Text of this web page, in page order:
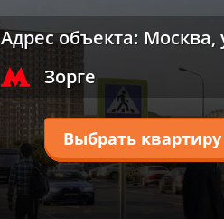
Адрес объекта: Москва,
Зорге
Выбрать квартиру